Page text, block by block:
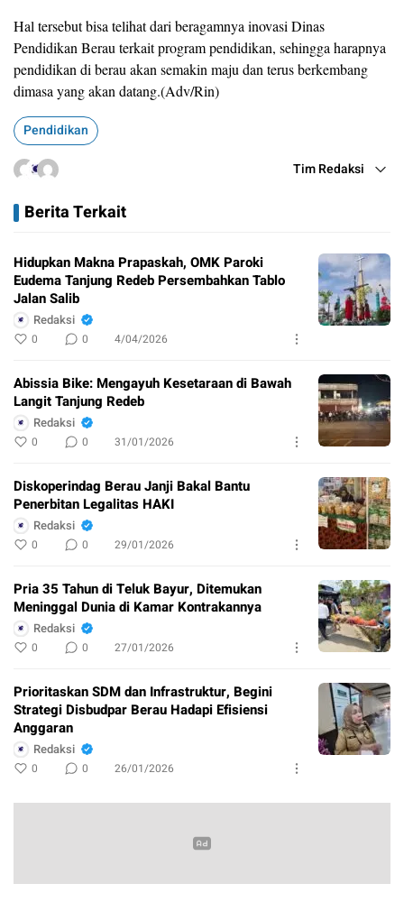
Hal tersebut bisa telihat dari beragamnya inovasi Dinas
Pendidikan Berau terkait program pendidikan, sehingga harapnya
pendidikan di berau akan semakin maju dan terus berkembang
dimasa yang akan datang.(Adv/Rin)
Pendidikan
Tim Redaksi
Berita Terkait
Hidupkan Makna Prapaskah, OMK Paroki
Eudema Tanjung Redeb Persembahkan Tablo
Jalan Salib
Redaksi
0 0 4/04/2026
Abissia Bike: Mengayuh Kesetaraan di Bawah
Langit Tanjung Redeb
Redaksi
0 0 31/01/2026
Diskoperindag Berau Janji Bakal Bantu
Penerbitan Legalitas HAKI
Redaksi
0 0 29/01/2026
Pria 35 Tahun di Teluk Bayur, Ditemukan
Meninggal Dunia di Kamar Kontrakannya
Redaksi
0 0 27/01/2026
Prioritaskan SDM dan Infrastruktur, Begini
Strategi Disbudpar Berau Hadapi Efisiensi
Anggaran
Redaksi
0 0 26/01/2026